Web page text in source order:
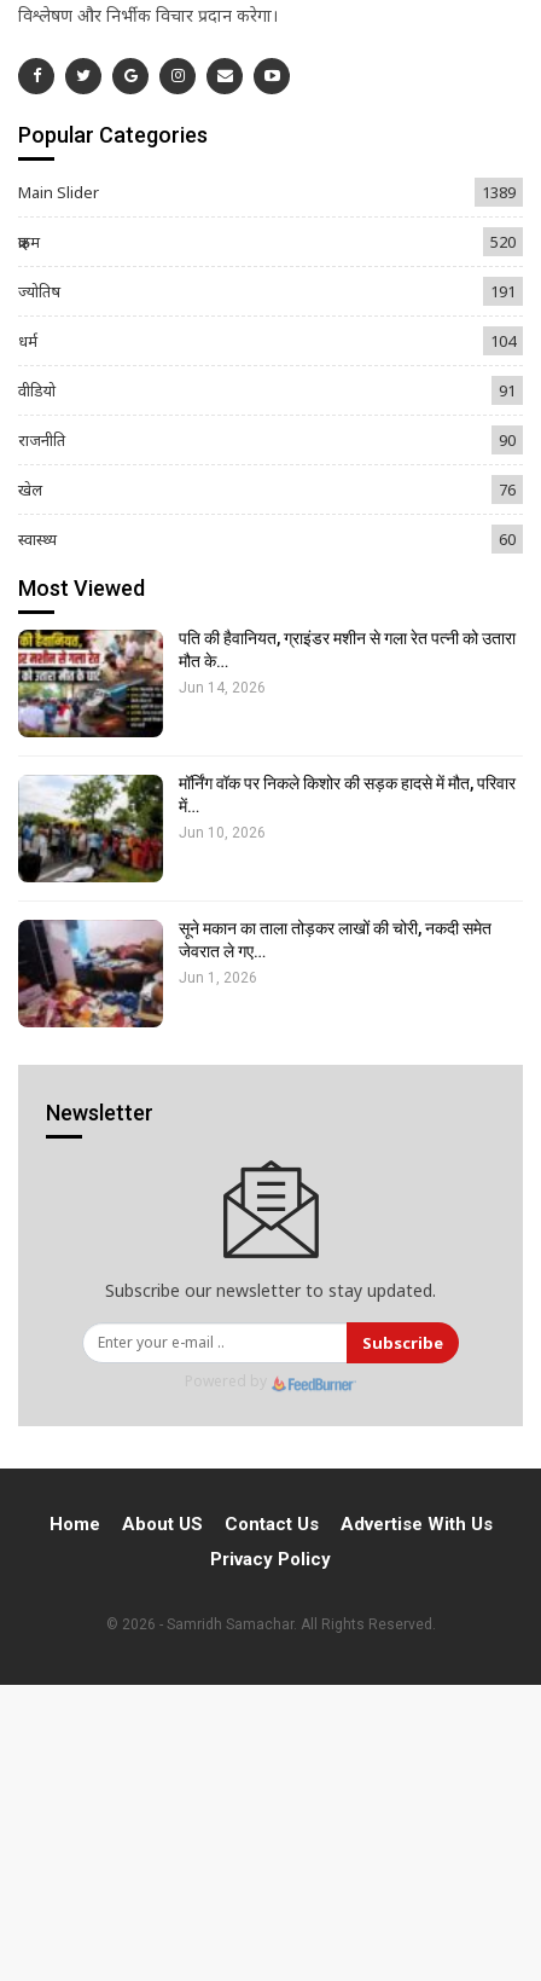
विश्लेषण और निर्भीक विचार प्रदान करेगा।
Popular Categories
Main Slider 1389
क्राइम 520
ज्योतिष 191
धर्म 104
वीडियो 91
राजनीति 90
खेल 76
स्वास्थ्य 60
Most Viewed
पति की हैवानियत, ग्राइंडर मशीन से गला रेत पत्नी को उतारा
मौत के…
Jun 14, 2026
मॉर्निंग वॉक पर निकले किशोर की सड़क हादसे में मौत, परिवार
में…
Jun 10, 2026
सूने मकान का ताला तोड़कर लाखों की चोरी, नकदी समेत
जेवरात ले गए…
Jun 1, 2026
Newsletter
Subscribe our newsletter to stay updated.
Subscribe
Home About US Contact Us
Advertise With Us
Privacy Policy
© 2026 - Samridh Samachar. All Rights Reserved.